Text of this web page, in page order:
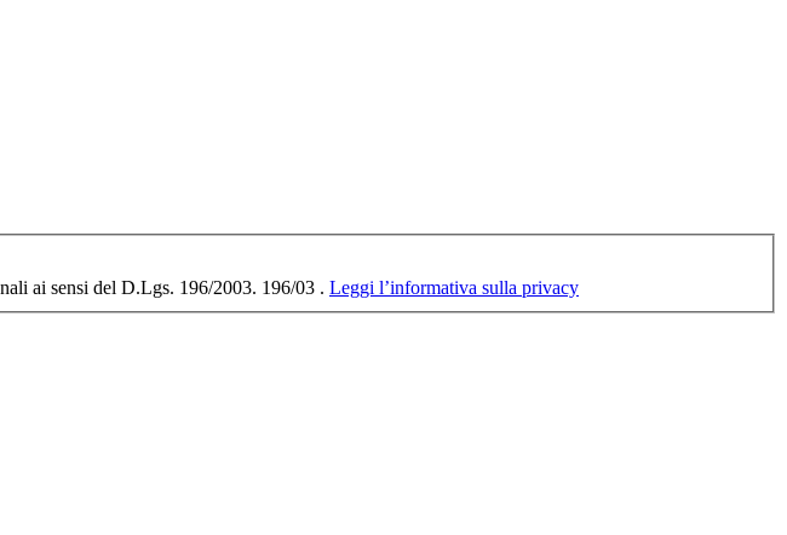
ai sensi del D.Lgs. 196/2003. 196/03 . Leggi l’informativa sulla privacy